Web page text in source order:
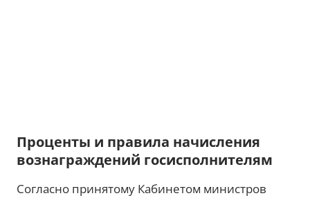
Проценты и правила начисления
вознаграждений госисполнителям
Согласно принятому Кабинетом министров